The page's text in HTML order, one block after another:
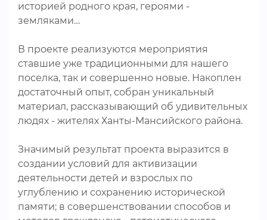
историей родного края, героями -
земляками…
В проекте реализуются мероприятия
ставшие уже традиционными для нашего
поселка, так и совершенно новые. Накоплен
достаточный опыт, собран уникальный
материал, рассказывающий об удивительных
людях - жителях Ханты-Мансийского района.
Значимый результат проекта выразится в
создании условий для активизации
деятельности детей и взрослых по
углублению и сохранению исторической
памяти; в совершенствовании способов и